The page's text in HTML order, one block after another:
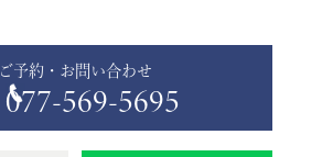
ご予約・お問い合わせ
077-569-5695